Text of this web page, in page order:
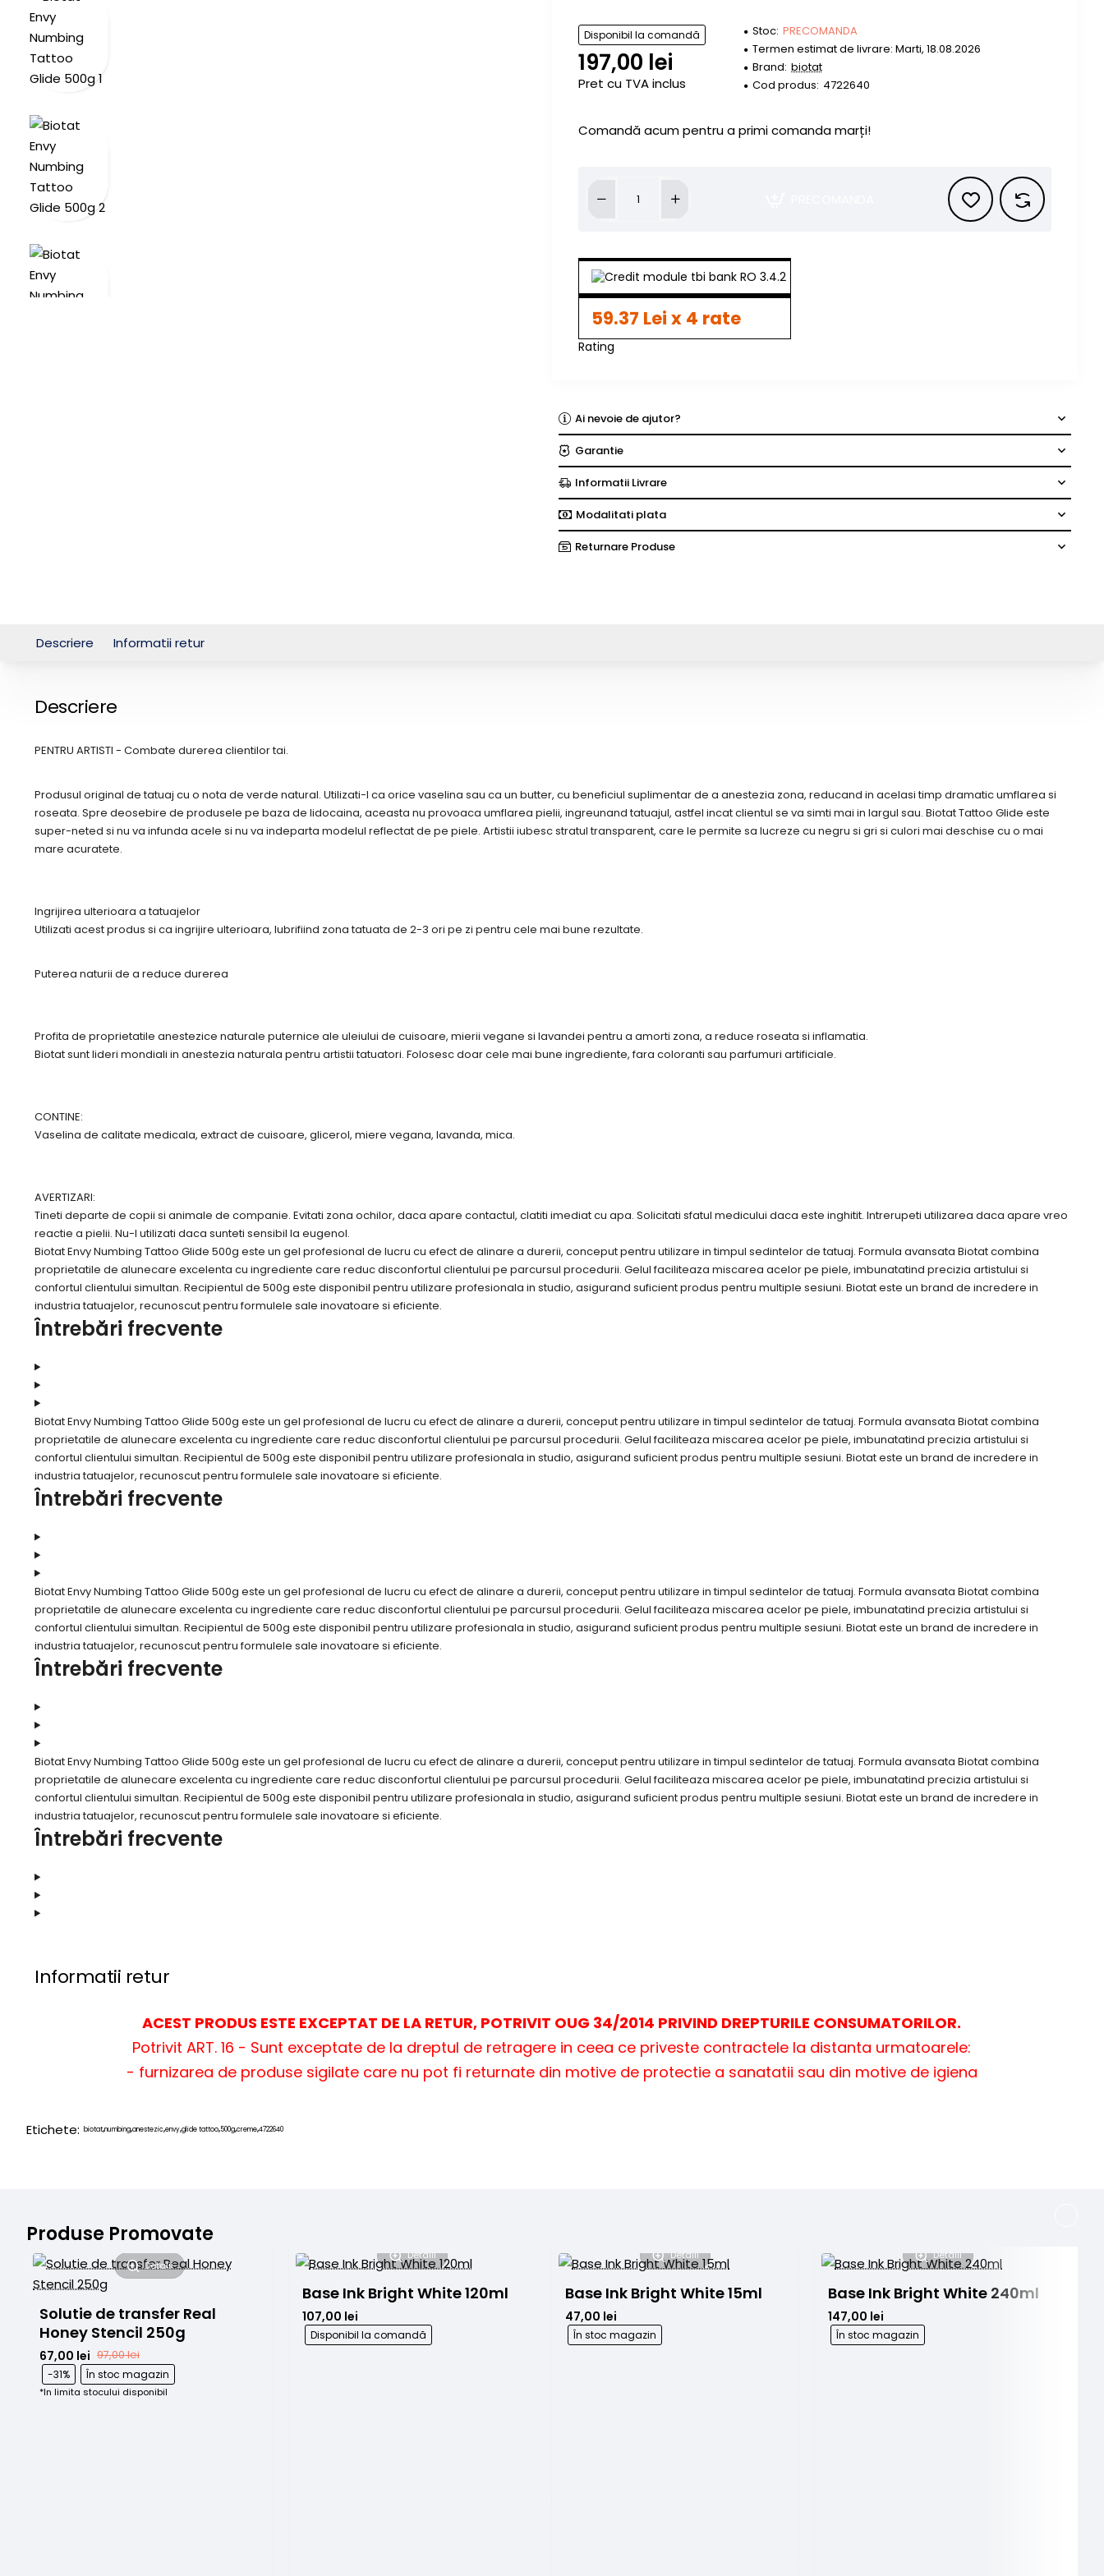
Rating
Disponibil la comandă
197,00 lei
Pret cu TVA inclus
Stoc: PRECOMANDA
Termen estimat de livrare: Marti, 18.08.2026
Brand: biotat
Cod produs: 4722640
Comandă acum pentru a primi comanda marți!
59.37 Lei x 4 rate
Ai nevoie de ajutor?
Garantie
Informatii Livrare
Modalitati plata
Returnare Produse
Descriere Informatii retur
Descriere
PENTRU ARTISTI - Combate durerea clientilor tai.
Produsul original de tatuaj cu o nota de verde natural. Utilizati-l ca orice vaselina sau ca un butter, cu beneficiul suplimentar de a anestezia zona, reducand in acelasi timp dramatic umflarea si
roseata. Spre deosebire de produsele pe baza de lidocaina, aceasta nu provoaca umflarea pielii, ingreunand tatuajul, astfel incat clientul se va simti mai in largul sau. Biotat Tattoo Glide este
super-neted si nu va infunda acele si nu va indeparta modelul reflectat de pe piele. Artistii iubesc stratul transparent, care le permite sa lucreze cu negru si gri si culori mai deschise cu o mai
mare acuratete.
Ingrijirea ulterioara a tatuajelor
Utilizati acest produs si ca ingrijire ulterioara, lubrifiind zona tatuata de 2-3 ori pe zi pentru cele mai bune rezultate.
Puterea naturii de a reduce durerea
Profita de proprietatile anestezice naturale puternice ale uleiului de cuisoare, mierii vegane si lavandei pentru a amorti zona, a reduce roseata si inflamatia.
Biotat sunt lideri mondiali in anestezia naturala pentru artistii tatuatori. Folosesc doar cele mai bune ingrediente, fara coloranti sau parfumuri artificiale.
CONTINE:
Vaselina de calitate medicala, extract de cuisoare, glicerol, miere vegana, lavanda, mica.
AVERTIZARI:
Tineti departe de copii si animale de companie. Evitati zona ochilor, daca apare contactul, clatiti imediat cu apa. Solicitati sfatul medicului daca este inghitit. Intrerupeti utilizarea daca apare vreo
reactie a pielii. Nu-l utilizati daca sunteti sensibil la eugenol.
Biotat Envy Numbing Tattoo Glide 500g este un gel profesional de lucru cu efect de alinare a durerii, conceput pentru utilizare in timpul sedintelor de tatuaj. Formula avansata Biotat combina
proprietatile de alunecare excelenta cu ingrediente care reduc disconfortul clientului pe parcursul procedurii. Gelul faciliteaza miscarea acelor pe piele, imbunatatind precizia artistului si
confortul clientului simultan. Recipientul de 500g este disponibil pentru utilizare profesionala in studio, asigurand suficient produs pentru multiple sesiuni. Biotat este un brand de incredere in
industria tatuajelor, recunoscut pentru formulele sale inovatoare si eficiente.
Întrebări frecvente
Biotat Envy Numbing Tattoo Glide 500g este un gel profesional de lucru cu efect de alinare a durerii, conceput pentru utilizare in timpul sedintelor de tatuaj. Formula avansata Biotat combina
proprietatile de alunecare excelenta cu ingrediente care reduc disconfortul clientului pe parcursul procedurii. Gelul faciliteaza miscarea acelor pe piele, imbunatatind precizia artistului si
confortul clientului simultan. Recipientul de 500g este disponibil pentru utilizare profesionala in studio, asigurand suficient produs pentru multiple sesiuni. Biotat este un brand de incredere in
industria tatuajelor, recunoscut pentru formulele sale inovatoare si eficiente.
Întrebări frecvente
Biotat Envy Numbing Tattoo Glide 500g este un gel profesional de lucru cu efect de alinare a durerii, conceput pentru utilizare in timpul sedintelor de tatuaj. Formula avansata Biotat combina
proprietatile de alunecare excelenta cu ingrediente care reduc disconfortul clientului pe parcursul procedurii. Gelul faciliteaza miscarea acelor pe piele, imbunatatind precizia artistului si
confortul clientului simultan. Recipientul de 500g este disponibil pentru utilizare profesionala in studio, asigurand suficient produs pentru multiple sesiuni. Biotat este un brand de incredere in
industria tatuajelor, recunoscut pentru formulele sale inovatoare si eficiente.
Întrebări frecvente
Biotat Envy Numbing Tattoo Glide 500g este un gel profesional de lucru cu efect de alinare a durerii, conceput pentru utilizare in timpul sedintelor de tatuaj. Formula avansata Biotat combina
proprietatile de alunecare excelenta cu ingrediente care reduc disconfortul clientului pe parcursul procedurii. Gelul faciliteaza miscarea acelor pe piele, imbunatatind precizia artistului si
confortul clientului simultan. Recipientul de 500g este disponibil pentru utilizare profesionala in studio, asigurand suficient produs pentru multiple sesiuni. Biotat este un brand de incredere in
industria tatuajelor, recunoscut pentru formulele sale inovatoare si eficiente.
Întrebări frecvente
Informatii retur
ACEST PRODUS ESTE EXCEPTAT DE LA RETUR, POTRIVIT OUG 34/2014 PRIVIND DREPTURILE CONSUMATORILOR.
Potrivit ART. 16 - Sunt exceptate de la dreptul de retragere in ceea ce priveste contractele la distanta urmatoarele:
- furnizarea de produse sigilate care nu pot fi returnate din motive de protectie a sanatatii sau din motive de igiena
Etichete: biotat,numbing,anestezic,envy,glide tattoo,500g,creme,4722640
Produse Promovate
Detalii
Solutie de transfer Real
Honey Stencil 250g
În stoc magazin
*In limita stocului disponibil
-31%
67,00 lei 97,00 lei
Detalii
Base Ink Bright White 120ml
Disponibil la comandă
107,00 lei
Detalii
Base Ink Bright White 15ml
În stoc magazin
47,00 lei
Detalii
Base Ink Bright White 240ml
În stoc magazin
147,00 lei